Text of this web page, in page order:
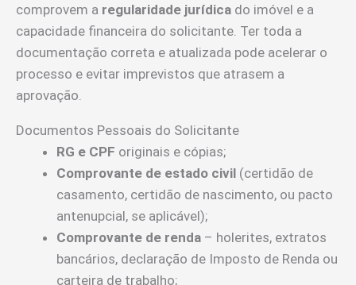
comprovem a regularidade jurídica do imóvel e a
capacidade financeira do solicitante. Ter toda a
documentação correta e atualizada pode acelerar o
processo e evitar imprevistos que atrasem a
aprovação.
Documentos Pessoais do Solicitante
RG e CPF originais e cópias;
Comprovante de estado civil (certidão de
casamento, certidão de nascimento, ou pacto
antenupcial, se aplicável);
Comprovante de renda – holerites, extratos
bancários, declaração de Imposto de Renda ou
carteira de trabalho;